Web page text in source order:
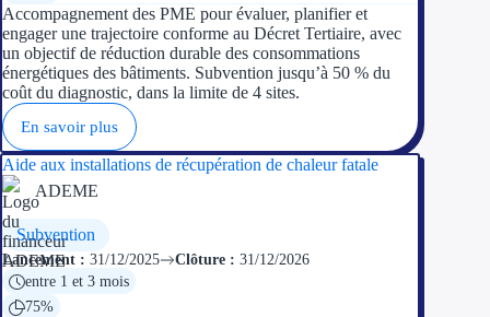
Accompagnement des PME pour évaluer, planifier et
engager une trajectoire conforme au Décret Tertiaire, avec
un objectif de réduction durable des consommations
énergétiques des bâtiments. Subvention jusqu’à 50 % du
coût du diagnostic, dans la limite de 4 sites.
En savoir plus
Aide aux installations de récupération de chaleur fatale
ADEME
Subvention
Lancement : 31/12/2025 Clôture : 31/12/2026
entre 1 et 3 mois
75%